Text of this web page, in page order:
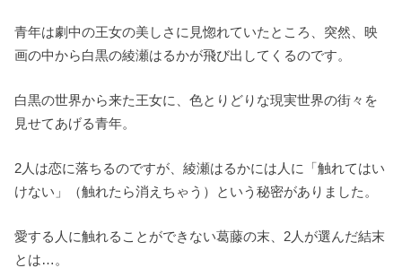
青年は劇中の王女の美しさに見惚れていたところ、突然、映
画の中から白黒の綾瀬はるかが飛び出してくるのです。
白黒の世界から来た王女に、色とりどりな現実世界の街々を
見せてあげる青年。
2人は恋に落ちるのですが、綾瀬はるかには人に「触れてはい
けない」（触れたら消えちゃう）という秘密がありました。
愛する人に触れることができない葛藤の末、2人が選んだ結末
とは…。